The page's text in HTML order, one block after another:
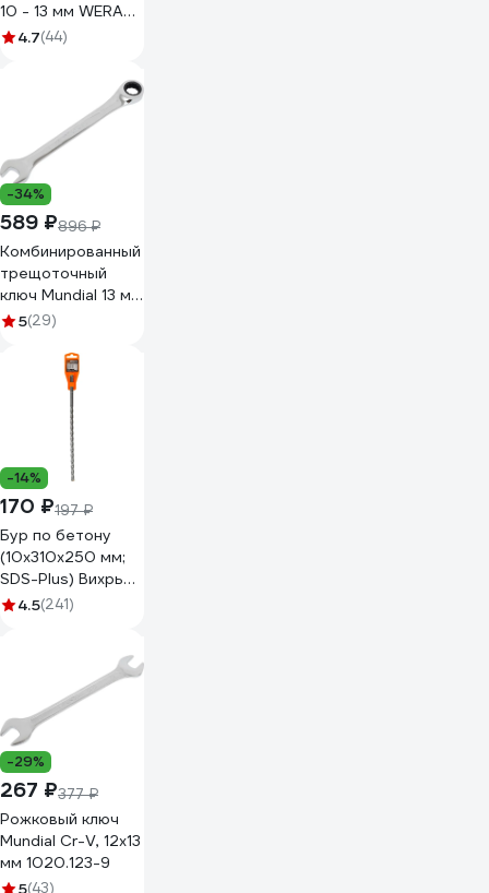
10 - 13 мм WERA
6004 Joker S WE-
4.7(44)
-34%
589 ₽896 ₽
Комбинированный
трещоточный
ключ Mundial 13 мм
1067.130-9
5(29)
-14%
170 ₽197 ₽
Бур по бетону
(10x310x250 мм;
SDS-Plus) Вихрь
73/10/7/8
4.5(241)
-29%
267 ₽377 ₽
Рожковый ключ
Mundial Cr-V, 12x13
мм 1020.123-9
5(43)